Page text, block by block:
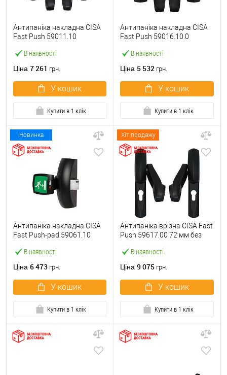
В наявності
Антипаніка накладна CISA
Fast Push 59011.10
штанги
Ціна 7 261 грн.
У кошик
Купити в 1 клік
В наявності
Антипаніка накладна CISA
Fast Push 59016.10.0
штанги
Ціна 5 532 грн.
У кошик
Купити в 1 клік
Новинка
В наявності
Антипаніка накладна CISA
Fast Push-pad 59061.10
Ціна 6 473 грн.
У кошик
Купити в 1 клік
Хіт продажу
В наявності
Антипаніка врізна CISA Fast
Push 59617.00 72 мм без
Ціна 9 075 грн.
У кошик
Купити в 1 клік